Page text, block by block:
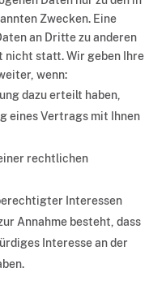
Zwecken. Eine
an Dritte zu anderen
nicht statt. Wir geben Ihre
wenn:
dazu erteilt haben,
eines Vertrags mit Ihnen
rechtlichen
Interessen
Annahme besteht, dass
Interesse an der